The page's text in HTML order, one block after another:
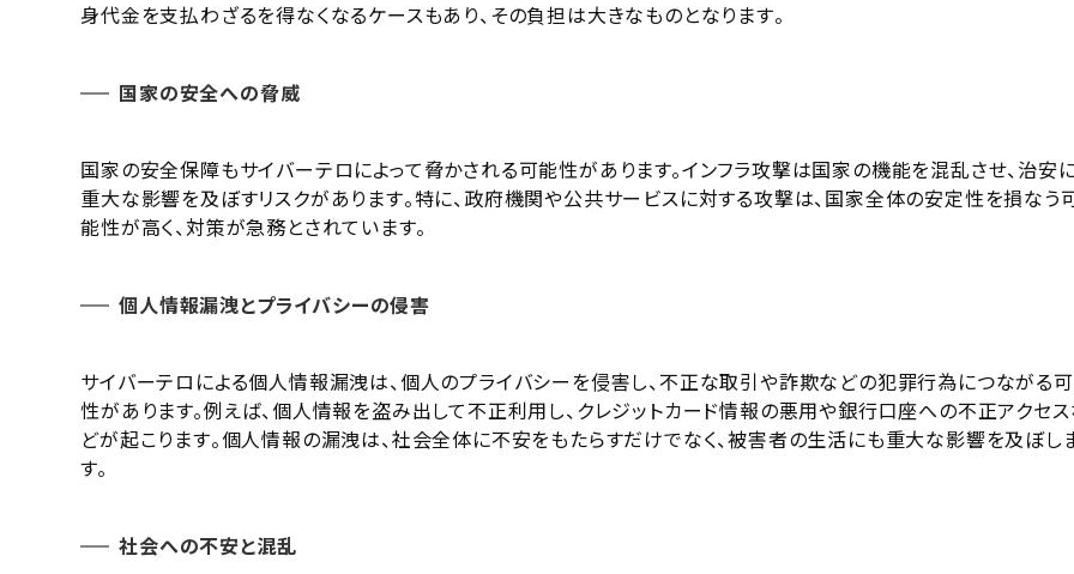
身代金を支払わざるを得なくなるケースもあり、その負担は大きなものとなります​​。
国家の安全への脅威
国家の安全保障もサイバーテロによって脅かされる可能性があります。インフラ攻撃は国家の機能を混乱させ、治安
重大な影響を及ぼすリスクがあります​​。特に、政府機関や公共サービスに対する攻撃は、国家全体の安定性を損なう
能性が高く、対策が急務とされています。
個人情報漏洩とプライバシーの侵害
サイバーテロによる個人情報漏洩は、個人のプライバシーを侵害し、不正な取引や詐欺などの犯罪行為につながる
性があります。例えば、個人情報を盗み出して不正利用し、クレジットカード情報の悪用や銀行口座への不正アクセス
どが起こります​​。個人情報の漏洩は、社会全体に不安をもたらすだけでなく、被害者の生活にも重大な影響を及ぼし
す。
社会への不安と混乱